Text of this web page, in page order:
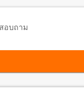
อบถาม